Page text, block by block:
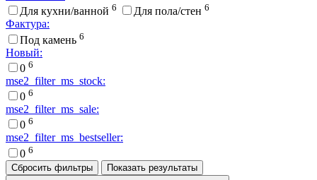
Для кухни/ванной 6 Для пола/стен 6
Фактура:
Под камень 6
Новый:
0 6
mse2_filter_ms_stock:
0 6
mse2_filter_ms_sale:
0 6
mse2_filter_ms_bestseller:
0 6
Сбросить фильтры
Показать результаты